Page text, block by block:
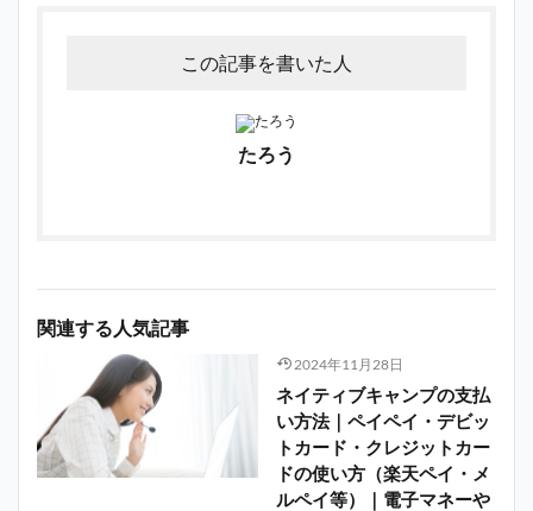
この記事を書いた人
たろう
関連する人気記事
2024年11月28日
ネイティブキャンプの支払
い方法｜ペイペイ・デビッ
トカード・クレジットカー
ドの使い方（楽天ペイ・メ
ルペイ等）｜電子マネーや